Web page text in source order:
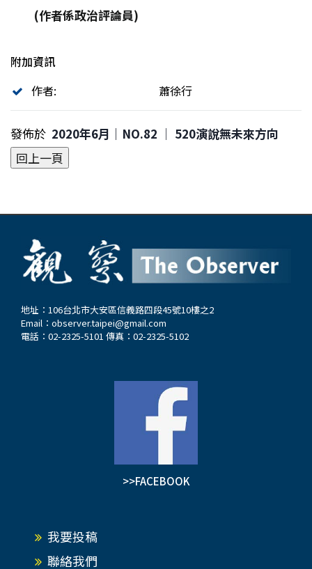
(作者係政治評論員)
附加資訊
作者:
蕭徐行
發佈於 2020年6月｜NO.82 │ 520演說無未來方向
地址：106台北市大安區信義路四段45號10樓之2
Email： observer.taipei@gmail.com
電話：02-2325-5101 傳真：02-2325-5102
>>FACEBOOK
我要投稿
聯絡我們